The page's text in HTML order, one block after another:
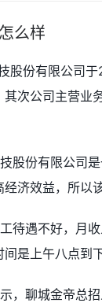
么样
股份有限公司
次公司主营业
股份有限公司
济效益，所以
待遇不好，月
是上午八点到
，聊城金帝总